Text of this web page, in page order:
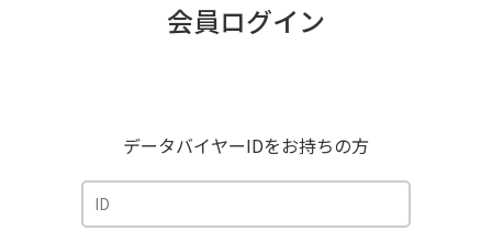
会員ログイン
データバイヤーIDをお持ちの方